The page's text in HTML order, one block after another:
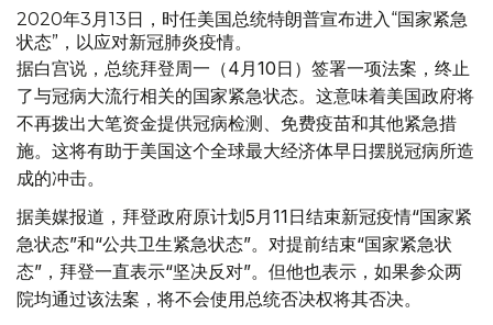
2020年3月13日，时任美国总统特朗普宣布进入“国家紧急
状态”，以应对新冠肺炎疫情。
据白宫说，总统拜登周一（4月10日）签署一项法案，终止
了与冠病大流行相关的国家紧急状态。这意味着美国政府将
不再拨出大笔资金提供冠病检测、免费疫苗和其他紧急措
施。这将有助于美国这个全球最大经济体早日摆脱冠病所造
成的冲击。
据美媒报道，拜登政府原计划5月11日结束新冠疫情“国家紧
急状态”和“公共卫生紧急状态”。对提前结束“国家紧急状
态”，拜登一直表示“坚决反对”。但他也表示，如果参众两
院均通过该法案，将不会使用总统否决权将其否决。